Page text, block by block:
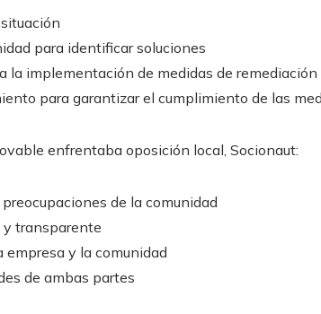
para identificar soluciones
la implementación de medidas de remediación
para garantizar el cumplimiento de las
enfrentaba oposición local, Socionaut:
de la comunidad
y transparente
y la comunidad
de ambas partes